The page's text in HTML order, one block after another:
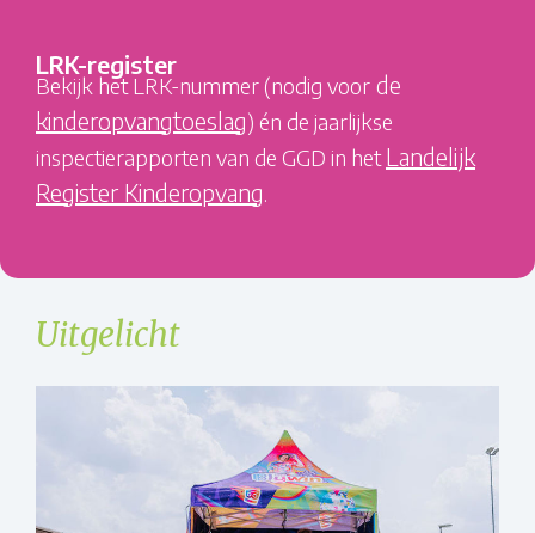
LRK-register
Bekijk het LRK-nummer (nodig voor de
kinderopvangtoeslag) én de jaarlijkse
inspectierapporten van de GGD in hetLandelijk
Register Kinderopvang.
Uitgelicht